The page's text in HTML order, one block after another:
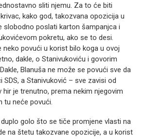
sliti njemu. Za to će biti
kako god, takozvana opozicija u
slobodno poslati karton šampanjca i
pokretu, ako se to desi.
neko povući u korist bilo koga u ovoj
dakle, o Stanivukoviću i govorim
Blanuša ne može se povući sve da
a Stanivuković – sve zavisi od
hir je trenutno, prema nekim njegovim
tu neće povući.
golo što se tiče promjene vlasti na
na štetu takozvane opozicije, a u korist